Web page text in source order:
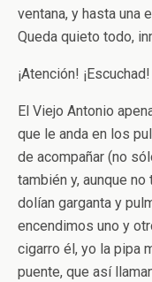
ventana, y hasta una
Queda quieto todo,
¡Atención!
El Viejo Antonio
que le anda en los
de acompañar (no
también y, aunque
dolían garganta y
encendimos uno y
cigarro él, yo la pipa
puente, que así